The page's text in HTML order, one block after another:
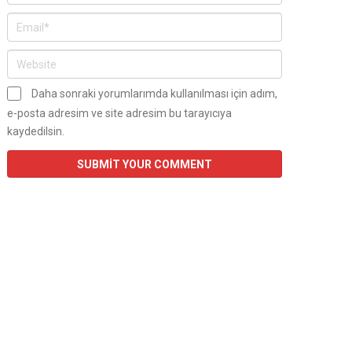
Daha sonraki yorumlarımda kullanılması için adım,
e-posta adresim ve site adresim bu tarayıcıya
kaydedilsin.